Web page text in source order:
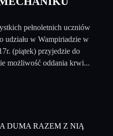
pełnoletnich uczniów
udziału w Wampiriadzie w
(piątek) przyjedzie do
możliwość oddania krwi...